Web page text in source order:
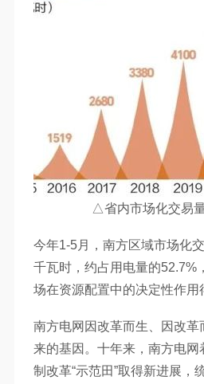
△省内市场化交易
今年1-5月，南方区域市场化
千瓦时，约占用电量的52.7%
场在资源配置中的决定性作用
南方电网因改革而生、因改革
来的基因。十年来，南方电网
制改革“示范田”取得新进展，